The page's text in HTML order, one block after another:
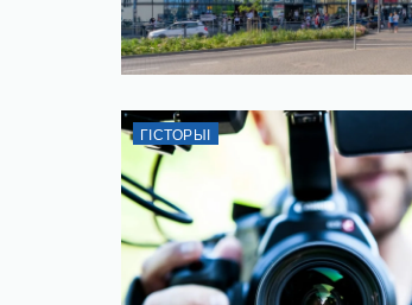
ГІСТОРЫІ